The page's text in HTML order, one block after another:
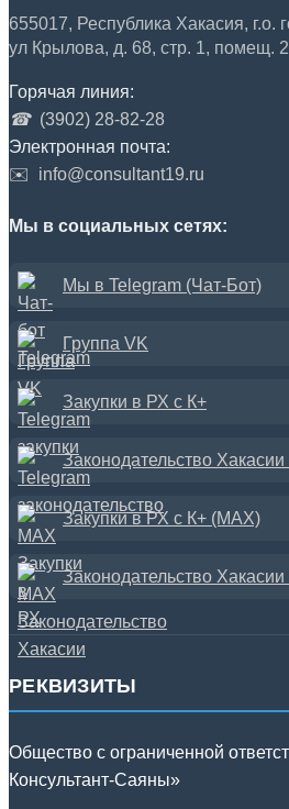
655017, Республика Хакасия, г.о.
ул Крылова, д. 68, стр. 1, помещ.
Горячая линия:
☎ (3902) 28-82-28
Электронная почта:
✉️
info@consultant19.ru
Мы в социальных сетях:
Мы в Telegram (Чат-Бот)
Группа VK
Закупки в РХ с К+
Законодательство Хакасии
Закупки в РХ с К+ (MAX)
Законодательство
РЕКВИЗИТЫ
Общество с ограниченной
Консультант-Саяны»